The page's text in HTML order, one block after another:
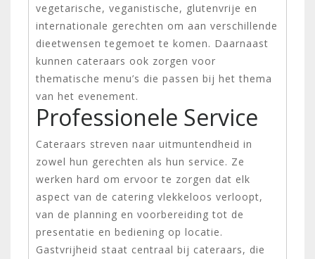
vegetarische, veganistische, glutenvrije en
internationale gerechten om aan verschillende
dieetwensen tegemoet te komen. Daarnaast
kunnen cateraars ook zorgen voor
thematische menu’s die passen bij het thema
van het evenement.
Professionele Service
Cateraars streven naar uitmuntendheid in
zowel hun gerechten als hun service. Ze
werken hard om ervoor te zorgen dat elk
aspect van de catering vlekkeloos verloopt,
van de planning en voorbereiding tot de
presentatie en bediening op locatie.
Gastvrijheid staat centraal bij cateraars, die